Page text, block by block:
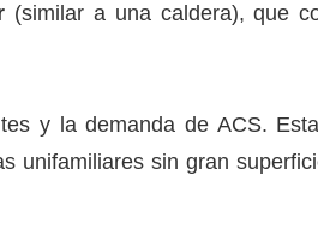
(similar a una caldera), que
y la demanda de ACS.
unifamiliares sin gran